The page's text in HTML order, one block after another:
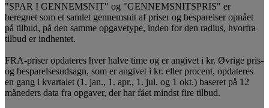
"SPAR I GENNEMSNIT" og "GENNEMSNITSPRIS" er
beregnet som et samlet gennemsnit af priser og besparelser opnået
på tilbud, på den samme opgavetype, inden for den radius, hvorfra
tilbud er indhentet.
FRA-priser opdateres hver halve time og er angivet i kr. Øvrige pris-
og besparelsesudsagn, som er angivet i kr. eller procent, opdateres
en gang i kvartalet (1. jan., 1. apr., 1. jul. og 1 okt.) baseret på 12
måneders data fra opgaver, der har fået mindst fire tilbud.